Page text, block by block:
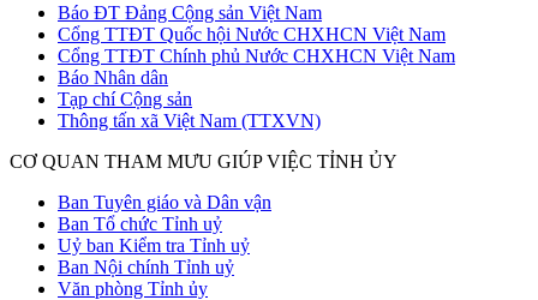
Báo ĐT Đảng Cộng sản Việt Nam
Cổng TTĐT Quốc hội Nước CHXHCN Việt Nam
Cổng TTĐT Chính phủ Nước CHXHCN Việt Nam
Báo Nhân dân
Tạp chí Cộng sản
Thông tấn xã Việt Nam (TTXVN)
CƠ QUAN THAM MƯU GIÚP VIỆC TỈNH ỦY
Ban Tuyên giáo và Dân vận
Ban Tổ chức Tỉnh uỷ
Uỷ ban Kiểm tra Tỉnh uỷ
Ban Nội chính Tỉnh uỷ
Văn phòng Tỉnh ủy